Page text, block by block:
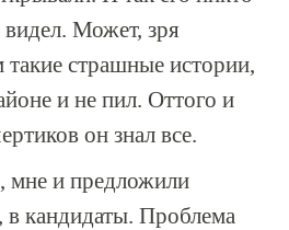
Может, зря
такие страшные истории,
и не пил. Оттого и
он знал все.
мне и предложили
в кандидаты. Проблема